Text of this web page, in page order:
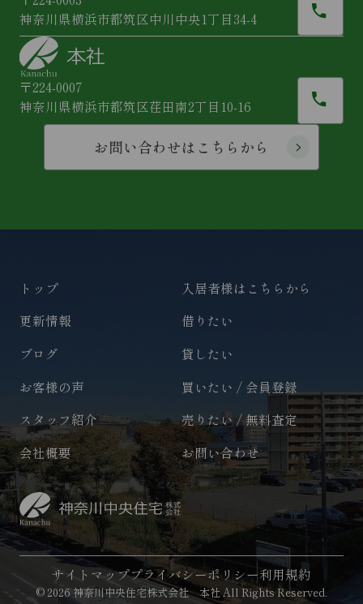
神奈川県横浜市都筑区中川中央1丁目34-4
〒224-0007
神奈川県横浜市都筑区荏田南2丁目10-16
お問い合わせはこちらから
トップ
入居者様はこちらから
更新情報
借りたい
ブログ
貸したい
お客様の声
買いたい / 会員登録
スタッフ紹介
売りたい / 無料査定
会社概要
お問い合わせ
サイトマッププライバシーポリシー利用規約
© 2026 神奈川中央住宅株式会社 本社 All Rights Reserved.